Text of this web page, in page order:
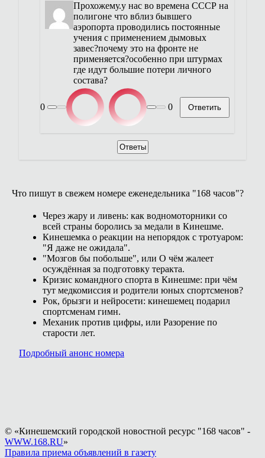
Прохожему.у нас во времена СССР на
полигоне что вблиз бывшего
аэропорта проводились постоянные
учения с применением дымовых
завес?почему это на фронте не
применяется?особенно при штурмах
где идут большие потери личного
состава?
0 0 Ответить
Ответы
Что пишут в свежем номере еженедельника "168 часов"?
Через жару и ливень: как водномоторники со
всей страны боролись за медали в Кинешме.
Кинешемка о реакции на непорядок с тротуаром:
"Я даже не ожидала".
"Мозгов бы побольше", или О чём жалеет
осуждённая за подготовку теракта.
Кризис командного спорта в Кинешме: при чём
тут медкомиссия и родители юных спортсменов?
Рок, брызги и нейросети: кинешемец подарил
спортсменам гимн.
Механик против цифры, или Разорение по
старости лет.
Подробный анонс номера
© «Кинешемский городской новостной ресурс "168 часов" -
WWW.168.RU»
Правила приема объявлений в газету